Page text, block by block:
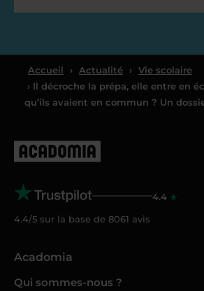
Accueil › Actualité › Vie scolaire
› Il décroche la prépa, elle entre en
qu’ils avaient en commun ? Un
4.4
4.4/5 sur la base de 8061 avis
Acadomia
Qui sommes-nous ?